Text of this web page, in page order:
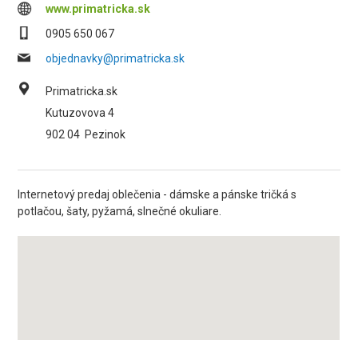
www.primatricka.sk
0905 650 067
objednavky@primatricka.sk
Primatricka.sk
Kutuzovova 4
902 04 Pezinok
Internetový predaj oblečenia - dámske a pánske tričká s
potlačou, šaty, pyžamá, slnečné okuliare.